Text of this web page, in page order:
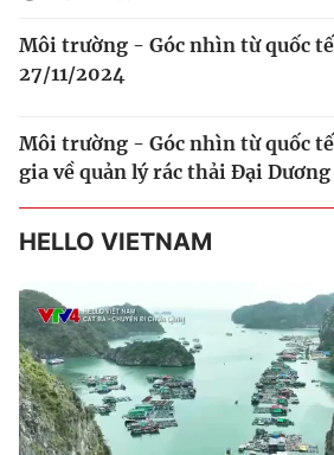
Môi trường - Góc nhìn từ quốc
27/11/2024
Môi trường - Góc nhìn từ quốc
gia về quản lý rác thải Đại Dương
HELLO VIETNAM